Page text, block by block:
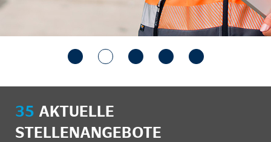
35 AKTUELLE
STELLENANGEBOTE